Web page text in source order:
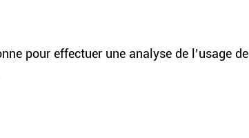
pour effectuer une analyse de l’usage de